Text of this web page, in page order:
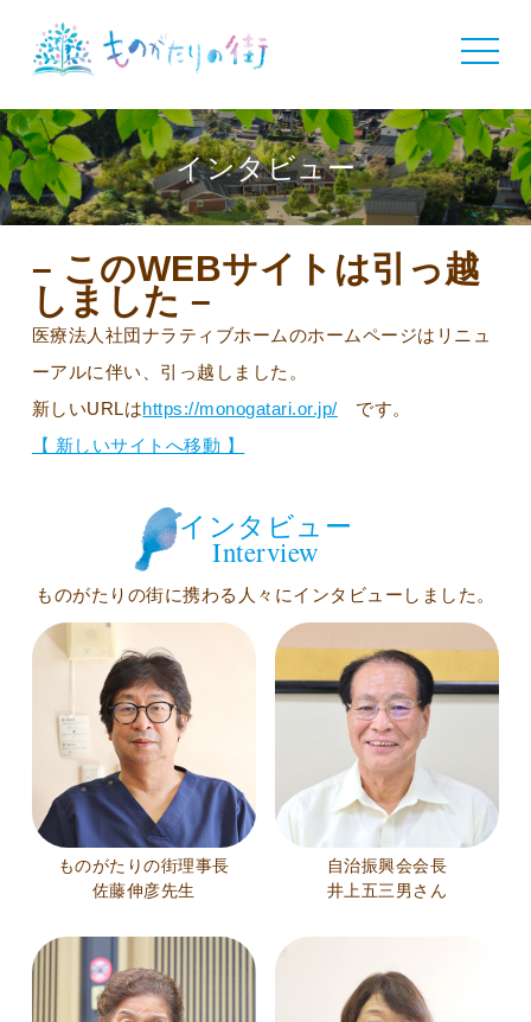
toggle
インタビュー
– このWEBサイトは引っ越
しました –
医療法人社団ナラティブホームのホームページはリニュ
ーアルに伴い、引っ越しました。
新しいURLはhttps://monogatari.or.jp/ です。
【 新しいサイトへ移動 】
インタビュー
Interview
ものがたりの街に携わる人々にインタビューしました。
ものがたりの街理事長
佐藤伸彦先生
自治振興会会長
井上五三男さん